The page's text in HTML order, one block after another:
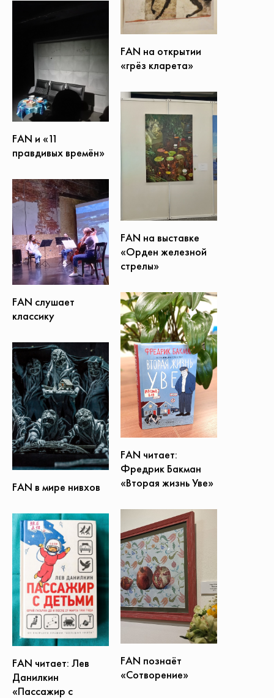
FAN на открытии
«грёз кларета»
FAN и «11
правдивых времён»
FAN на выставке
«Орден железной
стрелы»
FAN слушает
классику
FAN читает:
Фредрик Бакман
«Вторая жизнь Уве»
FAN в мире нивхов
FAN познаёт
«Сотворение»
FAN читает: Лев
Данилкин
«Пассажир с